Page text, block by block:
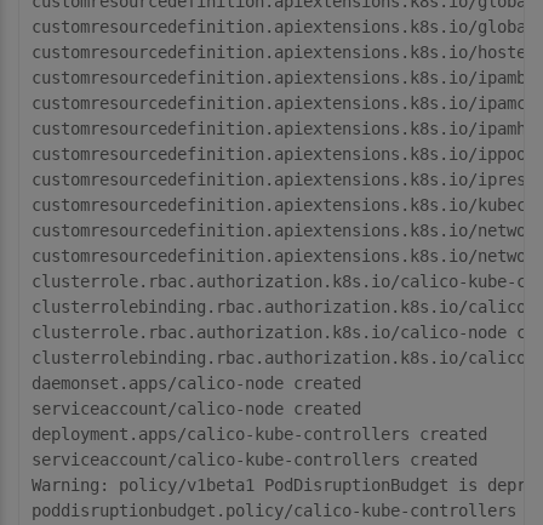
customresourcedefinition.apiextensions.k8s. io/
customresourcedefinition.apiextensions.k8s. io/
customresourcedefinition.apiextensions.k8s. io/
customresourcedefinition.apiextensions.k8s. io/
customresourcedefinition.apiextensions.k8s. io/
customresourcedefinition.apiextensions.k8s. io/
customresourcedefinition.apiextensions.k8s. io/
customresourcedefinition.apiextensions.k8s. io/
customresourcedefinition.apiextensions.k8s. io/
customresourcedefinition.apiextensions.k8s. io/
clusterrole.rbac.authorization.k8s. io/calico-kube-
clusterrolebinding.rbac.authorization.k8s. io/calico-
clusterrole.rbac.authorization.k8s. io/calico-node
clusterrolebinding.rbac.authorization.k8s. io/calico-
daemonset.apps/calico-node created
serviceaccount/calico-node created
deployment.apps/calico-kube-controllers created
Warning : policy/v1beta1 PodDisruptionBudget is